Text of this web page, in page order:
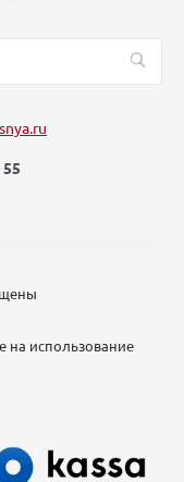
55
на использование